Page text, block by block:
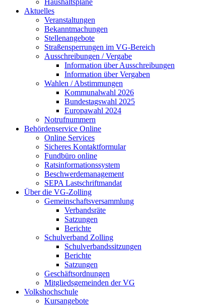
Haushaltspläne
Aktuelles
Veranstaltungen
Bekanntmachungen
Stellenangebote
Straßensperrungen im VG-Bereich
Ausschreibungen / Vergabe
Information über Ausschreibungen
Information über Vergaben
Wahlen / Abstimmungen
Kommunalwahl 2026
Bundestagswahl 2025
Europawahl 2024
Notrufnummern
Behördenservice Online
Online Services
Sicheres Kontaktformular
Fundbüro online
Ratsinformationssystem
Beschwerdemanagement
SEPA Lastschriftmandat
Über die VG-Zolling
Gemeinschaftsversammlung
Verbandsräte
Satzungen
Berichte
Schulverband Zolling
Schulverbandssitzungen
Berichte
Satzungen
Geschäftsordnungen
Mitgliedsgemeinden der VG
Volkshochschule
Kursangebote